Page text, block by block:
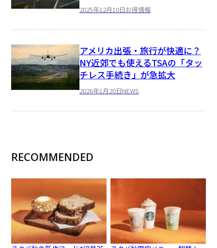
2025年12月10日お得情報
アメリカ出張・旅行が快適に？
NY近郊でも使えるTSAの「タッ
チレス手続き」が急拡大
2026年1月20日NEWS
RECOMMENDED